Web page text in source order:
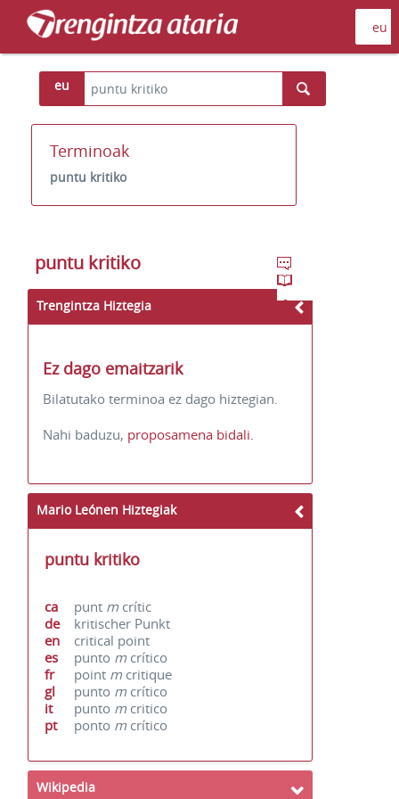
eu
Terminoak
puntu kritiko
puntu kritiko
Trengintza Hiztegia
Ez dago emaitzarik
Bilatutako terminoa ez dago hiztegian.
Nahi baduzu, proposamena bidali.
Mario Leónen Hiztegiak
puntu kritiko
ca punt mcrític
de
kritischer Punkt
en
critical point
es
punto mcrítico
fr
point mcritique
gl
punto mcrítico
it
punto mcritico
pt
ponto mcrítico
Wikipedia